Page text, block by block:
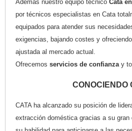
Además nuestro equipo técnico Cata
por técnicos especialistas en Cata
equipados para atender sus
exigencias, bajando costes y
ajustada al mercado actual.
Ofrecemos servicios de confianzay
CONOCIENDO
CATA ha alcanzado su posición de
extracción doméstica gracias a su